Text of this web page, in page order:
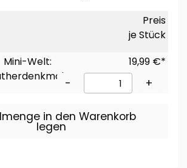
Preis
je Stück
Mini-Welt:
19,99 €*
- +
in den Warenkorb
legen